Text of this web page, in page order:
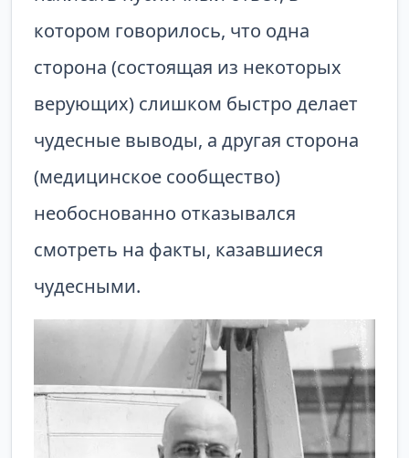
котором говорилось, что одна
сторона (состоящая из некоторых
верующих) слишком быстро делает
чудесные выводы, а другая сторона
(медицинское сообщество)
необоснованно отказывался
смотреть на факты, казавшиеся
чудесными.